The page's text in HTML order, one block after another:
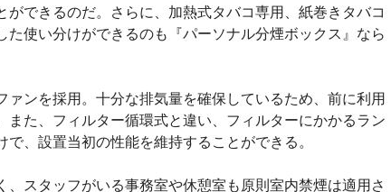
ができるのだ。さらに、加熱式タバコ専用、紙巻きタバコ
た使い分けができるのも『パーソナル分煙ボックス』なら
ンを採用。十分な排気量を確保しているため、前に利用
また、フィルター循環式と違い、フィルターにかかるラン
、設置当初の性能を維持することができる。
スタッフがいる事務室や休憩室も原則室内禁煙は適用さ